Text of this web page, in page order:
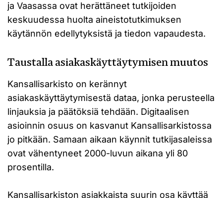
ja Vaasassa ovat herättäneet tutkijoiden
keskuudessa huolta aineistotutkimuksen
käytännön edellytyksistä ja tiedon vapaudesta.
Taustalla asiakaskäyttäytymisen muutos
Kansallisarkisto on kerännyt
asiakaskäyttäytymisestä dataa, jonka perusteella
linjauksia ja päätöksiä tehdään. Digitaalisen
asioinnin osuus on kasvanut Kansallisarkistossa
jo pitkään. Samaan aikaan käynnit tutkijasaleissa
ovat vähentyneet 2000-luvun aikana yli 80
prosentilla.
Kansallisarkiston asiakkaista suurin osa käyttää